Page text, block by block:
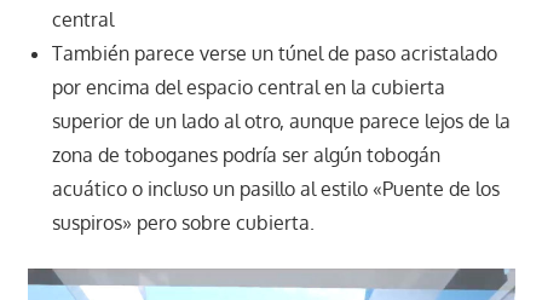
central
También parece verse un túnel de paso acristalado
por encima del espacio central en la cubierta
superior de un lado al otro, aunque parece lejos de la
zona de toboganes podría ser algún tobogán
acuático o incluso un pasillo al estilo «Puente de los
suspiros» pero sobre cubierta.